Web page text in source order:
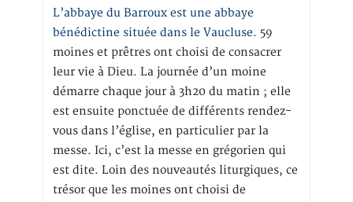
L’abbaye du Barroux est une abbaye
bénédictine située dans le Vaucluse. 59
moines et prêtres ont choisi de consacrer
leur vie à Dieu. La journée d’un moine
démarre chaque jour à 3h20 du matin ; elle
est ensuite ponctuée de différents rendez-
vous dans l’église, en particulier par la
messe. Ici, c’est la messe en grégorien qui
est dite. Loin des nouveautés liturgiques, ce
trésor que les moines ont choisi de